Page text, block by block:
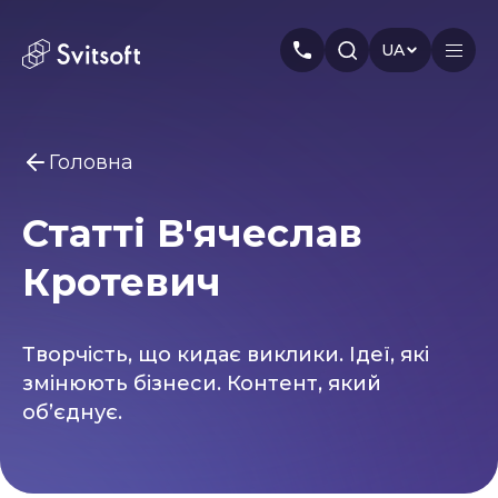
UA
Вам може бути цікаво
Marketing Meta Ads
Seo
Головна
Послуги
Індустрія
Про нас
Кейси
Головна
Статті В'ячеслав
Кротевич
Творчість, що кидає виклики. Ідеї, які
змінюють бізнеси. Контент, який
об’єднує.